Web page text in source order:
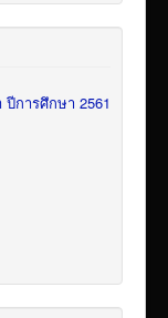
การศึกษา 2561